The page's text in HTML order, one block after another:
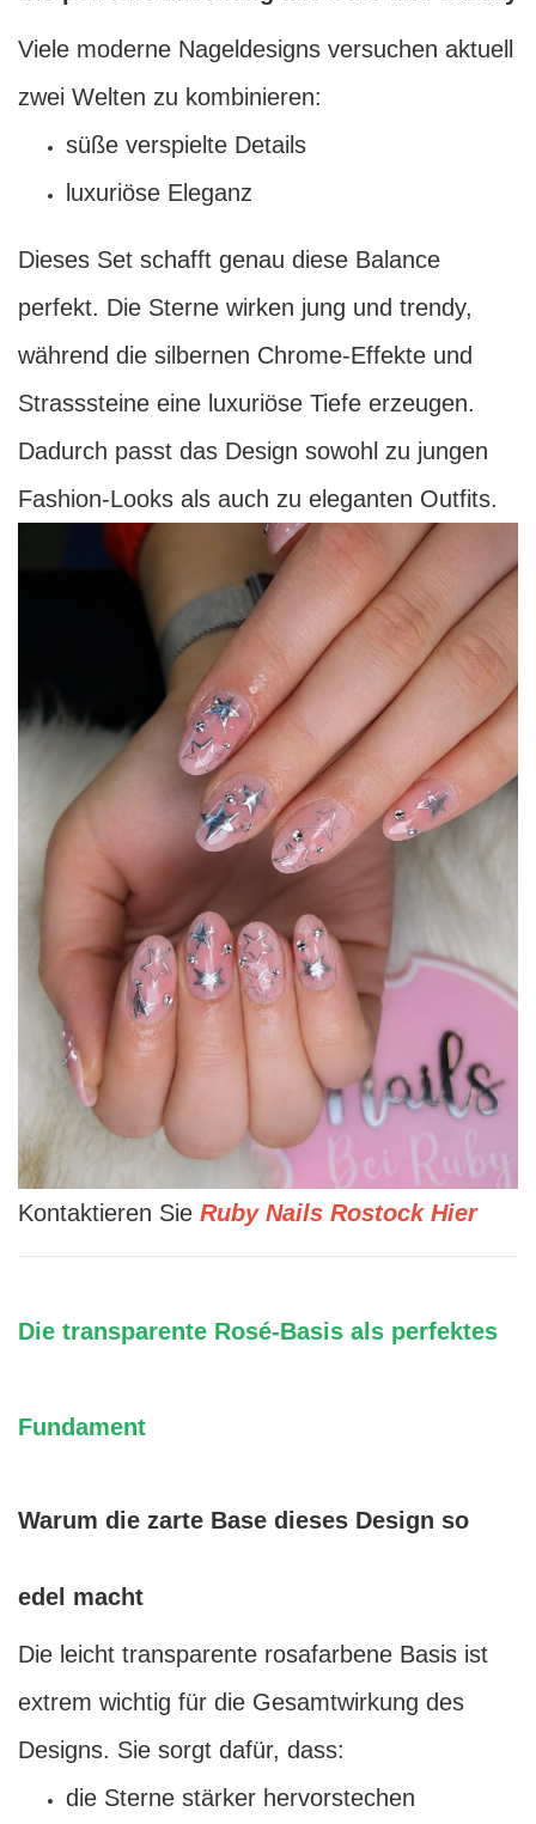
Viele moderne Nageldesigns versuchen aktuell
zwei Welten zu kombinieren:
süße verspielte Details
luxuriöse Eleganz
Dieses Set schafft genau diese Balance
perfekt. Die Sterne wirken jung und trendy,
während die silbernen Chrome-Effekte und
Strasssteine eine luxuriöse Tiefe erzeugen.
Dadurch passt das Design sowohl zu jungen
Fashion-Looks als auch zu eleganten Outfits.
Kontaktieren Sie Ruby Nails Rostock Hier
Die transparente Rosé-Basis als perfektes
Fundament
Warum die zarte Base dieses Design so
edel macht
Die leicht transparente rosafarbene Basis ist
extrem wichtig für die Gesamtwirkung des
Designs. Sie sorgt dafür, dass:
die Sterne stärker hervorstechen